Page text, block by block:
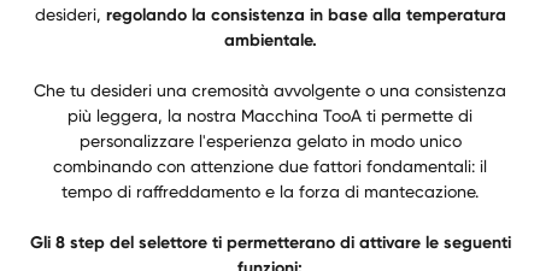
desideri, regolando la consistenza in base alla temperatura
ambientale.
Che tu desideri una cremosità avvolgente o una consistenza
più leggera, la nostra Macchina TooA ti permette di
personalizzare l'esperienza gelato in modo unico
combinando con attenzione due fattori fondamentali: il
tempo di raffreddamento e la forza di mantecazione.
Gli 8 step del selettore ti permetterano di attivare le seguenti